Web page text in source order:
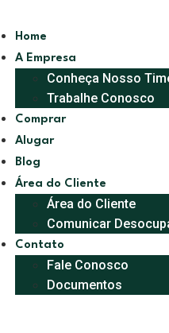
Home
A Empresa
Conheça Nosso
Trabalhe Conosco
Comprar
Alugar
Blog
Área do Cliente
Área do Cliente
Comunicar
Contato
Fale Conosco
Documentos